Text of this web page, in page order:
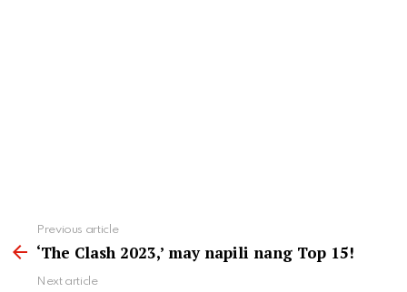
more
Previous article
‘The Clash 2023,’ may napili nang Top 15!
Next article